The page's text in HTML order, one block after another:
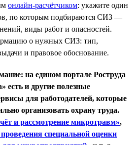
онлайн-расчётчиком: укажите один
по которым подбираются СИЗ —
виды работ и опасностей.
о нужных СИЗ: тип,
и правовое обоснование.
на едином портале Роструда
есть и другие полезные
для работодателей, которые
организовать охрану труда.
и рассмотрение микротравм»,
специальной оценки